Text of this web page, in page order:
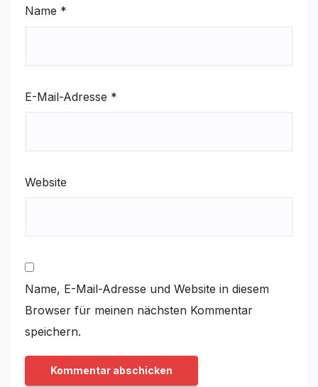
Name *
E-Mail-Adresse *
Website
Name, E-Mail-Adresse und Website in diesem
Browser für meinen nächsten Kommentar
speichern.